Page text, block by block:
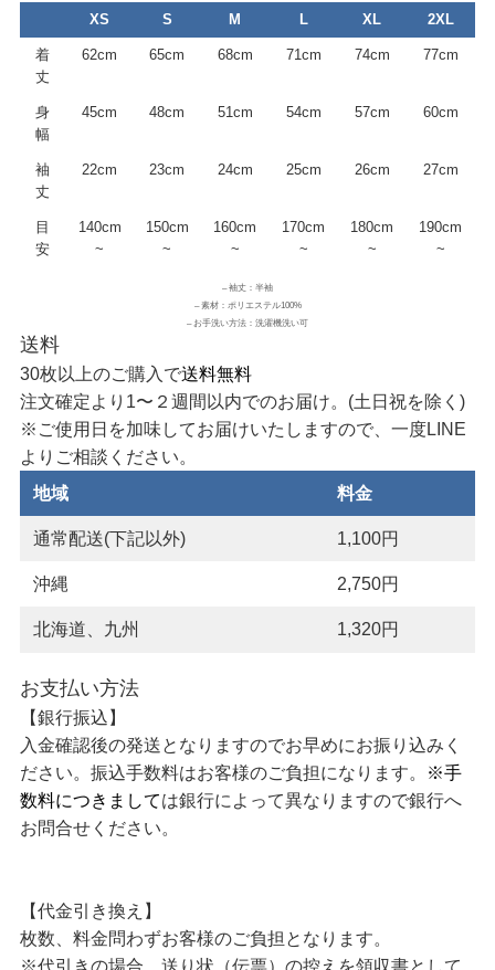
XS S M L XL 2XL
着
丈
62cm 65cm 68cm 71cm 74cm 77cm
身
幅
45cm 48cm 51cm 54cm 57cm 60cm
袖
丈
22cm 23cm 24cm 25cm 26cm 27cm
目
安
140cm
~
150cm
~
160cm
~
170cm
~
180cm
~
190cm
~
– 袖丈：半袖
– 素材：ポリエステル100%
– お手洗い方法：洗濯機洗い可
送料
30枚以上のご購入で送料無料
注文確定より1〜２週間以内でのお届け。(土日祝を除く)
※ご使用日を加味してお届けいたしますので、一度LINE
よりご相談ください。
地域
料金
通常配送(下記以外) 1,100円
沖縄 2,750円
北海道、九州 1,320円
お支払い方法
【銀行振込】
入金確認後の発送となりますのでお早めにお振り込みく
ださい。振込手数料はお客様のご負担になります。
※手
数料につきましては銀行によって異なりますので銀行へ
お問合せください。
【代金引き換え】
枚数、料金問わずお客様のご負担となります。
※代引きの場合、送り状（伝票）の控えを領収書として